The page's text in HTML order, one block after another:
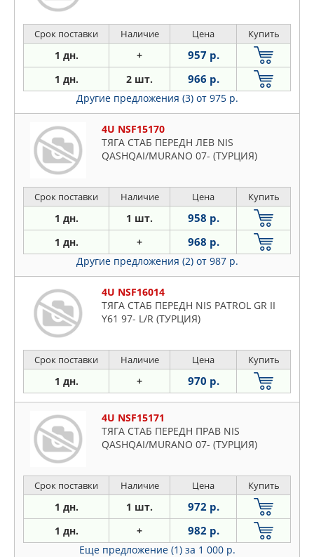
Срок поставки Наличие Цена Купить
1 дн. + 957 р.
1 дн. 2 шт. 966 р.
Другие предложения (3) от 975 р.
4U NSF15170
ТЯГА СТАБ ПЕРЕДН ЛЕВ NIS
QASHQAI/MURANO 07- (ТУРЦИЯ)
Срок поставки Наличие Цена Купить
1 дн. 1 шт. 958 р.
1 дн. + 968 р.
Другие предложения (2) от 987 р.
4U NSF16014
ТЯГА СТАБ ПЕРЕДН NIS PATROL GR II
Y61 97- L/R (ТУРЦИЯ)
Срок поставки Наличие Цена Купить
1 дн. + 970 р.
4U NSF15171
ТЯГА СТАБ ПЕРЕДН ПРАВ NIS
QASHQAI/MURANO 07- (ТУРЦИЯ)
Срок поставки Наличие Цена Купить
1 дн. 1 шт. 972 р.
1 дн. + 982 р.
Еще предложение (1) за 1 000 р.